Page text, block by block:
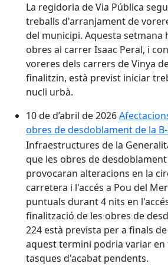
La regidoria de Via Pública
treballs d'arranjament de
del municipi. Aquesta setmana
obres al carrer Isaac Peral, i
voreres dels carrers de Vinya
finalitzin, està previst iniciar
nucli urbà.
10 de d’abril de 2026
obres de desdoblament de la
Infraestructures de la
que les obres de desdoblament
provocaran alteracions en la
carretera i l'accés a Pou del
puntuals durant 4 nits en
finalització de les obres de
224 està prevista per a finals
aquest termini podria variar en
tasques d'acabat pendents.